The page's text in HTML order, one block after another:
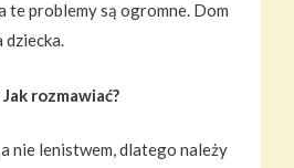
te problemy są ogromne. Dom
dziecka.
rozmawiać?
nie lenistwem, dlatego należy